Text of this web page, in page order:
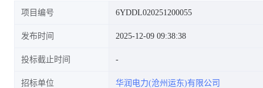
项目编号 6YDDL020251200055
发布时间 2025-12-09 09:38:38
投标截止时间
招标单位 华润电力(沧州运东)有限公司